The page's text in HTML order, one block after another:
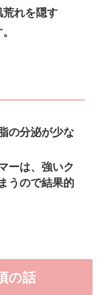
荒れを隠す
の分泌が少な
ーは、強いク
うので結果的
の話